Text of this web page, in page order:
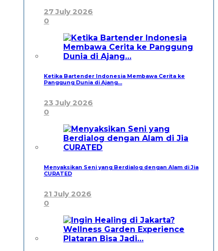
27 July 2026
0
Ketika Bartender Indonesia Membawa Cerita ke
Panggung Dunia di Ajang…
23 July 2026
0
Menyaksikan Seni yang Berdialog dengan Alam di Jia
CURATED
21 July 2026
0